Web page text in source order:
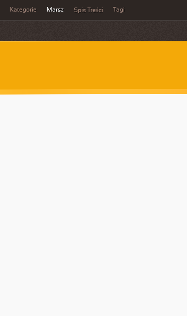
Kategorie Marsz Spis Treści Tagi